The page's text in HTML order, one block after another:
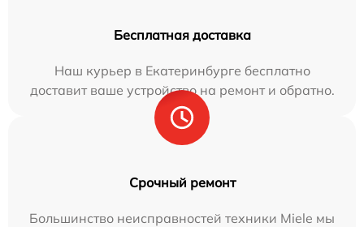
Бесплатная доставка
Наш курьер в Екатеринбурге бесплатно
доставит ваше устройство на ремонт и обратно.
Срочный ремонт
Большинство неисправностей техники Miele мы